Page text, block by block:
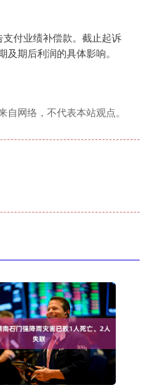
付业绩补偿款。截止起诉
期后利润的具体影响。
自网络，不代表本站观点。